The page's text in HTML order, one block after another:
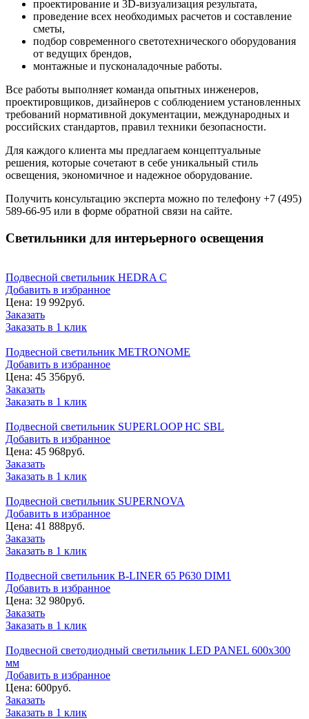
проектирование и 3D-визуализация результата,
проведение всех необходимых расчетов и составление
сметы,
подбор современного светотехнического оборудования
от ведущих брендов,
монтажные и пусконаладочные работы.
Все работы выполняет команда опытных инженеров,
проектировщиков, дизайнеров с соблюдением установленных
требований нормативной документации, международных и
российских стандартов, правил техники безопасности.
Для каждого клиента мы предлагаем концептуальные
решения, которые сочетают в себе уникальный стиль
освещения, экономичное и надежное оборудование.
Получить консультацию эксперта можно по телефону +7 (495)
589-66-95 или в форме обратной связи на сайте.
Светильники для интерьерного освещения
Подвесной светильник HEDRA C
Добавить в избранное
Цена: 19 992руб.
Заказать
Заказать в 1 клик
Подвесной светильник METRONOME
Добавить в избранное
Цена: 45 356руб.
Заказать
Заказать в 1 клик
Подвесной светильник SUPERLOOP HC SBL
Добавить в избранное
Цена: 45 968руб.
Заказать
Заказать в 1 клик
Подвесной светильник SUPERNOVA
Добавить в избранное
Цена: 41 888руб.
Заказать
Заказать в 1 клик
Подвесной светильник B-LINER 65 P630 DIM1
Добавить в избранное
Цена: 32 980руб.
Заказать
Заказать в 1 клик
Подвесной светодиодный светильник LED PANEL 600х300
мм
Добавить в избранное
Цена: 600руб.
Заказать
Заказать в 1 клик